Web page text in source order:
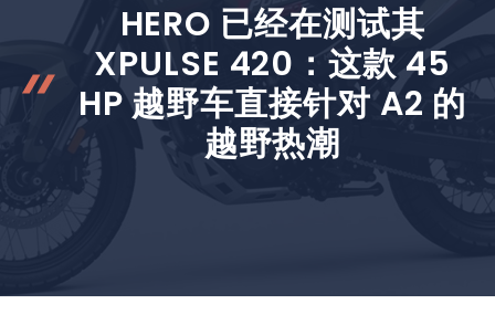
HERO 已经在测试其
XPULSE 420：这款 45
HP 越野车直接针对 A2 的
越野热潮